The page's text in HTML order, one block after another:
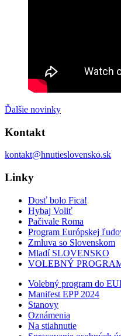
Ďalšie novinky
Kontakt
kontakt@hnutieslovensko.sk
Linky
Dosť bolo Fica!
Hybaj Voliť
Pačivale Roma
Program Európskej
Zmluva so Slovenskom
Mladí SLOVENSKO
VOLEBNÝ
Volebný program do
Manifest EPP 2024
Stanovy
Oznámenia
Na stiahnutie